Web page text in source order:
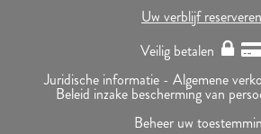
Uw verblijf reserveren
Veilig betalen
Juridische informatie - Algemene
Beleid inzake bescherming van
Beheer uw